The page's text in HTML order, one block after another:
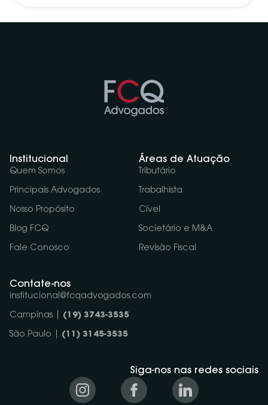
Institucional
Quem Somos
Principais Advogados
Nosso Propósito
Blog FCQ
Fale Conosco
Áreas de Atuação
Tributário
Trabalhista
Cível
Societário e M&A
Revisão Fiscal
Contate-nos
institucional@fcqadvogados.com
Campinas | (19) 3743-3535
São Paulo | (11) 3145-3535
Siga-nos nas redes sociais